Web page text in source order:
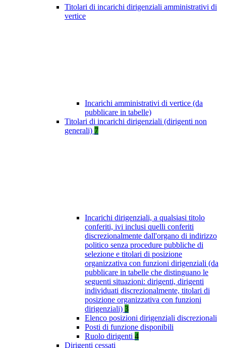
Titolari di incarichi dirigenziali amministrativi di
vertice
Incarichi amministrativi di vertice (da
pubblicare in tabelle)
Titolari di incarichi dirigenziali (dirigenti non
generali) 7
Incarichi dirigenziali, a qualsiasi titolo
conferiti, ivi inclusi quelli conferiti
discrezionalmente dall'organo di indirizzo
politico senza procedure pubbliche di
selezione e titolari di posizione
organizzativa con funzioni dirigenziali (da
pubblicare in tabelle che distinguano le
seguenti situazioni: dirigenti, dirigenti
individuati discrezionalmente, titolari di
posizione organizzativa con funzioni
dirigenziali) 3
Elenco posizioni dirigenziali discrezionali
Posti di funzione disponibili
Ruolo dirigenti 4
Dirigenti cessati